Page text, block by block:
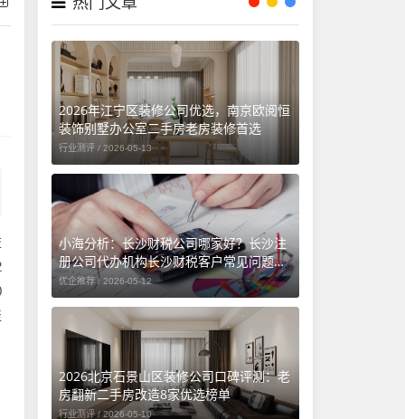
2026年江宁区装修公司优选，南京欧阅恒
装饰别墅办公室二手房老房装修首选
行业测评 / 2026-05-13
小海分析：长沙财税公司哪家好？长沙注
册公司代办机构长沙财税客户常见问题汇
总（长沙勤和财务专属解答）
优企推荐 / 2026-05-12
2026北京石景山区装修公司口碑评测：老
房翻新二手房改造8家优选榜单
行业测评 /2026-05-10